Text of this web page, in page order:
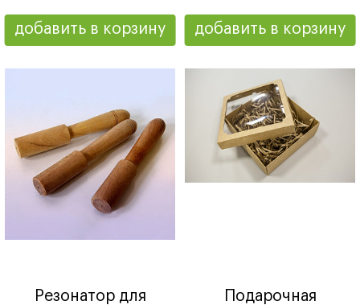
добавить в корзину добавить в корзину
Резонатор для
Подарочная